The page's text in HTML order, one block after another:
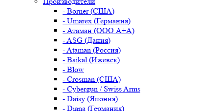
- Borner (США)
- Umarex (Германия)
- Атаман (ООО А+А)
- ASG (Дания)
- Ataman (Россия)
- Baikal (Ижевск)
- Blow
- Crosman (США)
- Cybergun / Swiss Arms
- Daisy (Япония)
- Diana (Германия)